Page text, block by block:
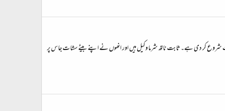
شروع کر دی ہے۔ ثابت ناتھ شرما وکیل ہیں اور انھوں نے اپنے بیٹے سشات جاس پر